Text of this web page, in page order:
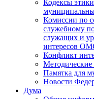
Кодексы
Комиссии по
служебному
служащих и
интересов
Конфликт
Методические
Памятка для
Новости
Дума